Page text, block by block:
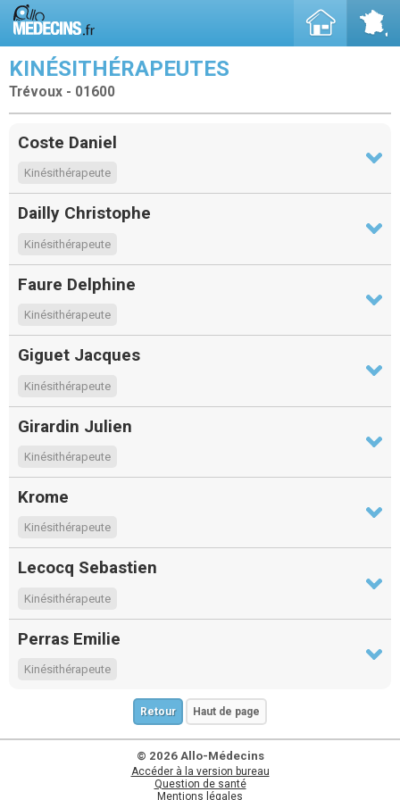
KINÉSITHÉRAPEUTES
Trévoux - 01600
Coste Daniel
Kinésithérapeute
Dailly Christophe
Kinésithérapeute
Faure Delphine
Kinésithérapeute
Giguet Jacques
Kinésithérapeute
Girardin Julien
Kinésithérapeute
Krome
Kinésithérapeute
Lecocq Sebastien
Kinésithérapeute
Perras Emilie
Kinésithérapeute
Retour Haut de page
© 2026 Allo-Médecins
Accéder à la version bureau
Question de santé
Mentions légales